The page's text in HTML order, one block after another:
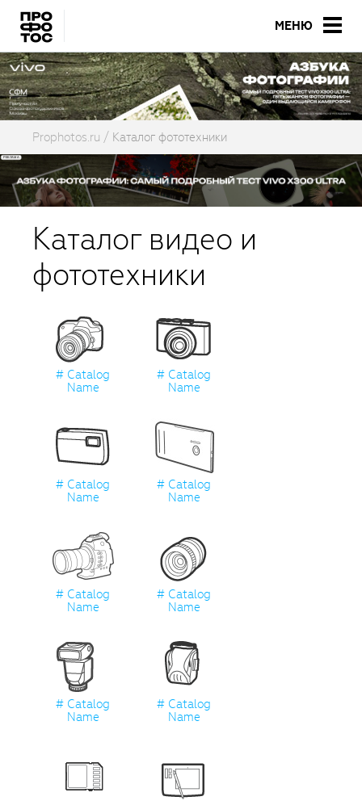
МЕНЮ
Prophotos.ru Каталог фототехники
Каталог видео и
фототехники
# Catalog
Name
# Catalog
Name
# Catalog
Name
# Catalog
Name
# Catalog
Name
# Catalog
Name
# Catalog
Name
# Catalog
Name